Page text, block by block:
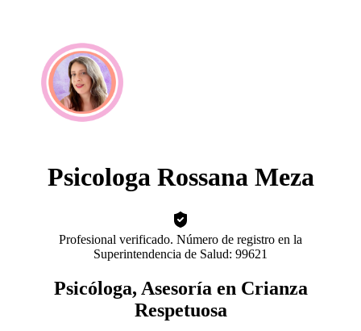
Psicologa Rossana Meza
Profesional verificado. Número de registro en la
Superintendencia de Salud: 99621
Psicóloga, Asesoría en Crianza
Respetuosa